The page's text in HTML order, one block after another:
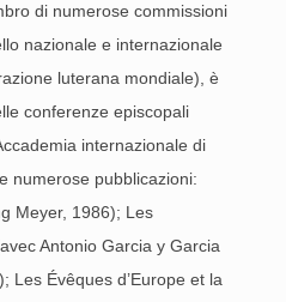
di numerose commissioni
nazionale e internazionale
luterana mondiale), è
conferenze episcopali
internazionale di
numerose pubblicazioni:
Meyer, 1986); Les
Antonio Garcia y Garcia
Les Évêques d’Europe et la